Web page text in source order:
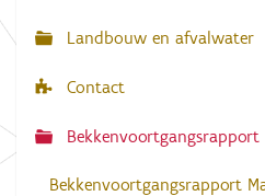
Landbouw en afvalwater
Contact
Bekkenvoortgangsrapport
Bekkenvoortgangsrapport